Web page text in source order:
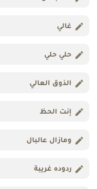
غالي
حلي حلي
الذوق العالي
إنت الحظ
ومازال عالبال
ردوده غريبة